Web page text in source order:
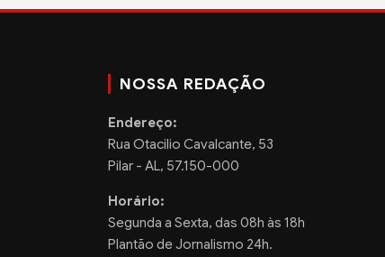
NOSSA REDAÇÃO
Endereço:
Rua Otacilio Cavalcante, 53
Pilar - AL, 57.150-000
Horário:
Segunda a Sexta, das 08h às 18h
Plantão de Jornalismo 24h.